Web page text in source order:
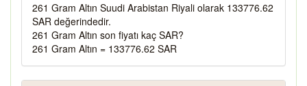
261 Gram Altın Suudi Arabistan Riyali olarak 133776.62
SAR değerindedir.
261 Gram Altın son fiyatı kaç SAR?
261 Gram Altın = 133776.62 SAR